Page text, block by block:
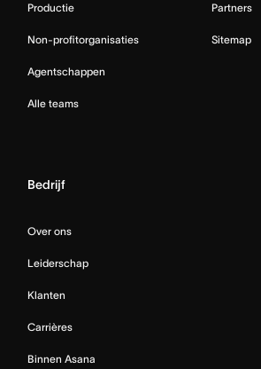
Productie
Non-profitorganisaties
Agentschappen
Alle teams
Partners
Sitemap
Bedrijf
Over ons
Leiderschap
Klanten
Carrières
Binnen Asana